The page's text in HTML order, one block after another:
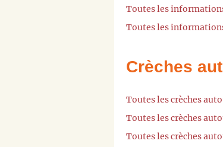
Toutes les
Toutes les
Crèches
Toutes les crèches
Toutes les crèches
Toutes les crèches